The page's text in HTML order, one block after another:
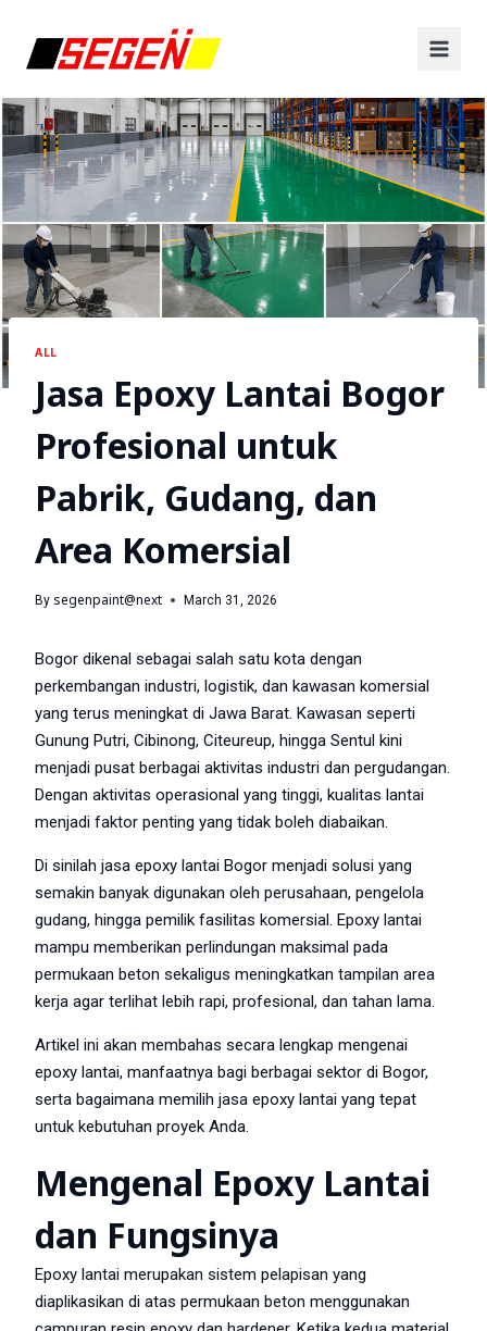
ALL
Jasa Epoxy Lantai Bogor
Profesional untuk
Pabrik, Gudang, dan
Area Komersial
By segenpaint@next March 31, 2026
Bogor dikenal sebagai salah satu kota dengan
perkembangan industri, logistik, dan kawasan komersial
yang terus meningkat di Jawa Barat. Kawasan seperti
Gunung Putri, Cibinong, Citeureup, hingga Sentul kini
menjadi pusat berbagai aktivitas industri dan pergudangan.
Dengan aktivitas operasional yang tinggi, kualitas lantai
menjadi faktor penting yang tidak boleh diabaikan.
Di sinilah jasa epoxy lantai Bogor menjadi solusi yang
semakin banyak digunakan oleh perusahaan, pengelola
gudang, hingga pemilik fasilitas komersial. Epoxy lantai
mampu memberikan perlindungan maksimal pada
permukaan beton sekaligus meningkatkan tampilan area
kerja agar terlihat lebih rapi, profesional, dan tahan lama.
Artikel ini akan membahas secara lengkap mengenai
epoxy lantai, manfaatnya bagi berbagai sektor di Bogor,
serta bagaimana memilih jasa epoxy lantai yang tepat
untuk kebutuhan proyek Anda.
Mengenal Epoxy Lantai
dan Fungsinya
Epoxy lantai merupakan sistem pelapisan yang
diaplikasikan di atas permukaan beton menggunakan